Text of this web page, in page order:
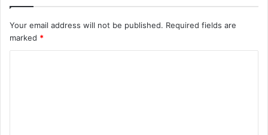
Your email address will not be published. Required fields are
marked *